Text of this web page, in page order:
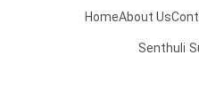
HomeAbout Us
Senthuli